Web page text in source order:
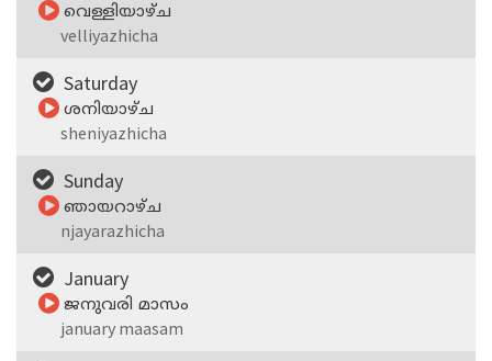
വെള്ളിയാഴ്‌ച
velliyazhicha
Saturday
ശനിയാഴ്‌ച
sheniyazhicha
Sunday
ഞായറാഴ്‌ച
njayarazhicha
January
ജനുവരി മാസം
january maasam